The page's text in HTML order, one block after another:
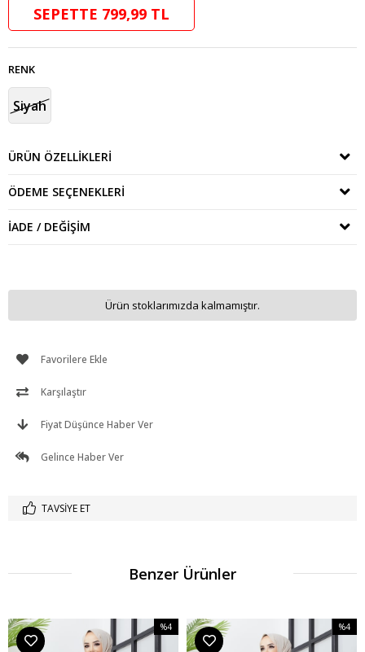
SEPETTE 799,99 TL
RENK
Siyah
ÜRÜN ÖZELLIKLERI
ÖDEME SEÇENEKLERI
İADE / DEĞIŞIM
Ürün stoklarımızda kalmamıştır.
Favorilere Ekle
Karşılaştır
Fiyat Düşünce Haber Ver
Gelince Haber Ver
TAVSIYE ET
Benzer Ürünler
%4
%4